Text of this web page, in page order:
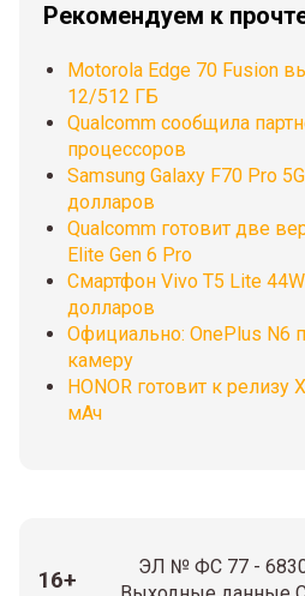
Рекомендуем к
Motorola Edge 70 Fusion
12/512 ГБ
Qualcomm сообщила
процессоров
Samsung Galaxy F70 Pro
долларов
Qualcomm готовит две
Elite Gen 6 Pro
Смартфон Vivo T5 Lite
долларов
Официально: OnePlus N6
камеру
HONOR готовит к релизу
мАч
16+
ЭЛ № ФС 77 -